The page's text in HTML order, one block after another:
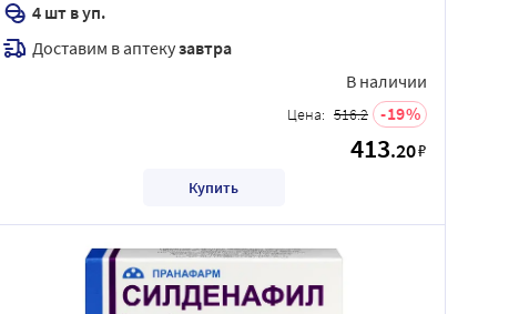
4 шт в уп.
Доставим в аптекузавтра
В наличии
Цена: 516.2 19
413.20₽
Купить